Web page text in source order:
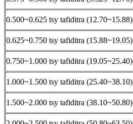
0.500~0.625 tsy tafiditra (12.70~15.88)
0.625~0.750 tsy tafiditra (15.88~19.05)
0.750~1.000 tsy tafiditra (19.05~25.40)
1.000~1.500 tsy tafiditra (25.40~38.10)
1.500~2.000 tsy tafiditra (38.10~50.80)